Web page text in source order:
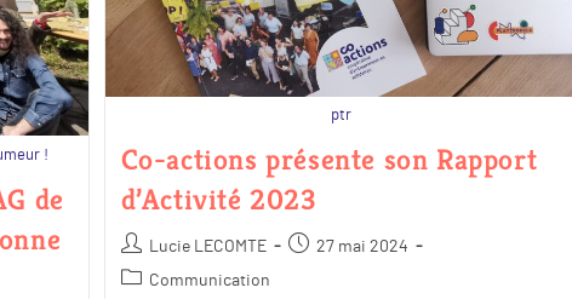
!
de
ptr
Co-actions présente son Rapport
d’Activité 2023
Lucie LECOMTE
27 mai 2024
Communication